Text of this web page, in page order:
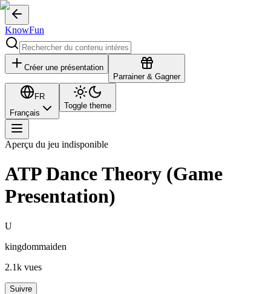
KnowFun
Créer une présentation
Parrainer & Gagner
FR
Français
Toggle theme
Aperçu du jeu indisponible
ATP Dance Theory (Game
Presentation)
U
kingdommaiden
2.1k vues
Suivre